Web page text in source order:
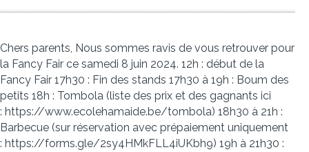
Chers parents, Nous sommes ravis de vous retrouver pour
la Fancy Fair ce samedi 8 juin 2024. 12h : début de la
Fancy Fair 17h30 : Fin des stands 17h30 à 19h : Boum des
petits 18h : Tombola (liste des prix et des gagnants ici
: https://www.ecolehamaide.be/tombola) 18h30 à 21h :
Barbecue (sur réservation avec prépaiement uniquement
: https://forms.gle/2sy4HMkFLL4iUKbh9) 19h à 21h30 :